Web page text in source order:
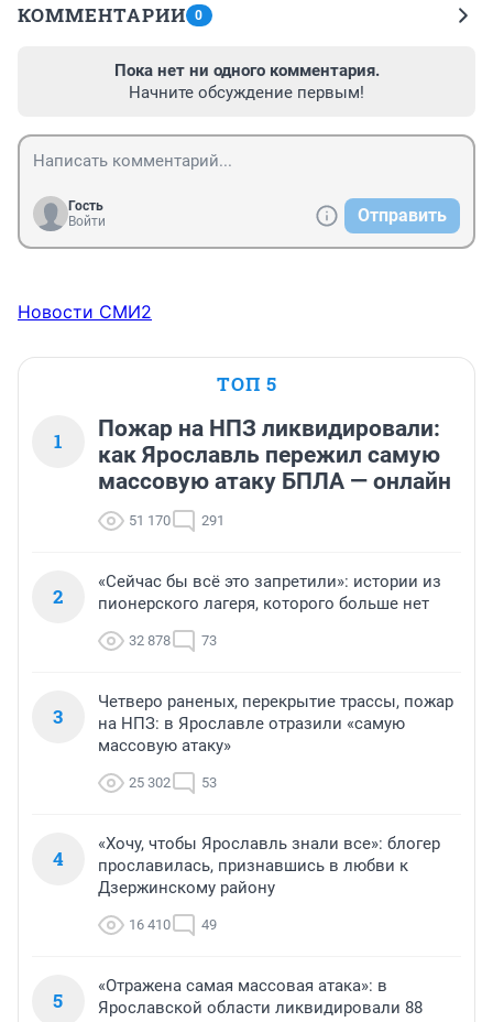
КОММЕНТАРИИ 0
Пока нет ни одного комментария.
Начните обсуждение первым!
Гость
Войти
Отправить
Новости СМИ2
ТОП 5
1
Пожар на НПЗ ликвидировали:
как Ярославль пережил самую
массовую атаку БПЛА — онлайн
51 170 291
2
«Сейчас бы всё это запретили»: истории из
пионерского лагеря, которого больше нет
32 878 73
3
Четверо раненых, перекрытие трассы, пожар
на НПЗ: в Ярославле отразили «самую
массовую атаку»
25 302 53
4
«Хочу, чтобы Ярославль знали все»: блогер
прославилась, признавшись в любви к
Дзержинскому району
16 410 49
5
«Отражена самая массовая атака»: в
Ярославской области ликвидировали 88